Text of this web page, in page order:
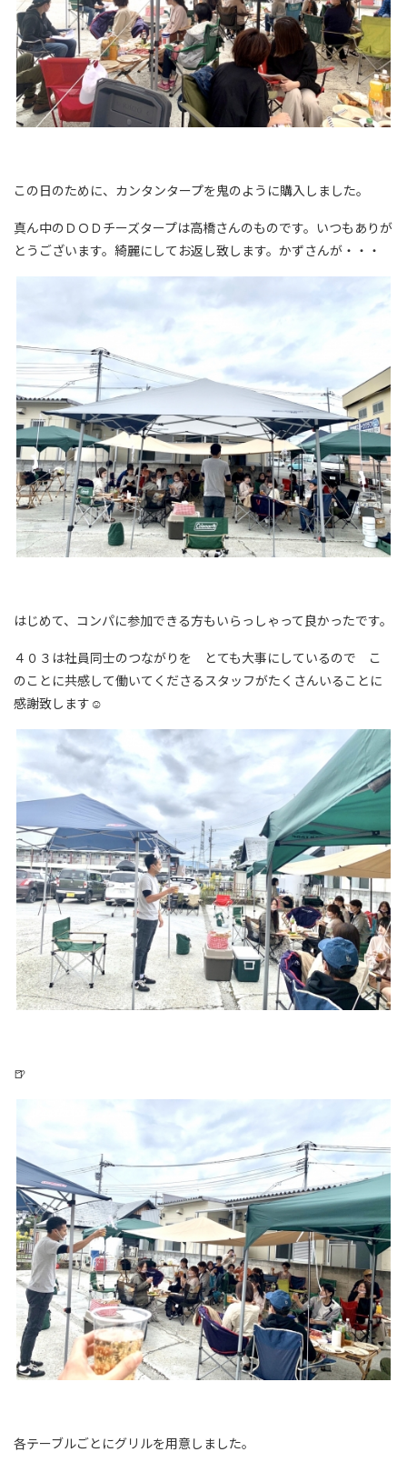
この日のために、カンタンタープを鬼のように購入しました。
真ん中のＤＯＤチーズタープは高橋さんのものです。いつもありが
とうございます。綺麗にしてお返し致します。かずさんが・・・
はじめて、コンパに参加できる方もいらっしゃって良かったです。
４０３は社員同士のつながりを とても大事にしているので こ
のことに共感して働いてくださるスタッフがたくさんいることに
感謝致します☺
🍺
各テーブルごとにグリルを用意しました。